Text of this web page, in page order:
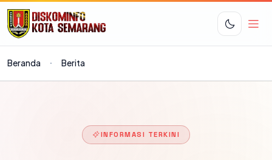
Beranda Berita
INFORMASI TERKINI